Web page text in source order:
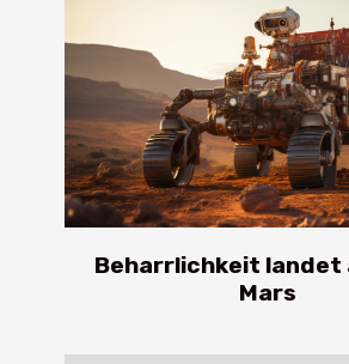
Beharrlichkeit landet
Mars